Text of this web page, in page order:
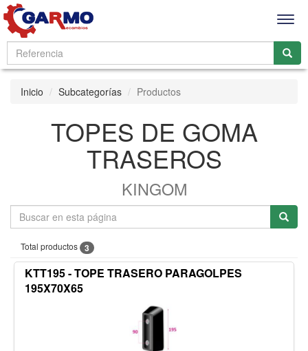
Inicio Subcategorías Productos
TOPES DE GOMA
TRASEROS
KINGOM
Total productos 3
KTT195 - TOPE TRASERO PARAGOLPES
195X70X65